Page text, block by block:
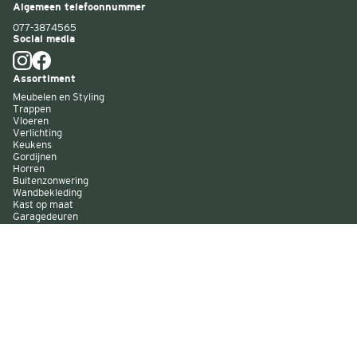
Algemeen telefoonnummer
077-3874565
Social media
Assortiment
Meubelen en Styling
Trappen
Vloeren
Verlichting
Keukens
Gordijnen
Horren
Buitenzonwering
Wandbekleding
Kast op maat
Garagedeuren
Binnenverf